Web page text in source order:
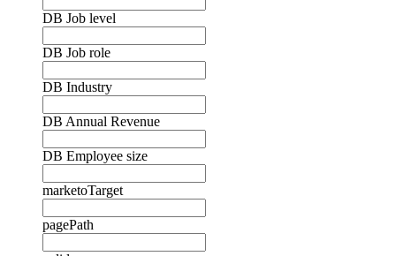
DB Job level
DB Job role
DB Industry
DB Annual Revenue
DB Employee size
marketoTarget
pagePath